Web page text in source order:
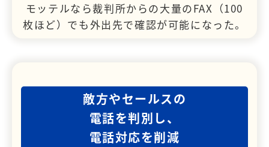
モッテルなら裁判所からの大量のFAX（100
枚ほど）でも外出先で確認が可能になった。
敵方やセールスの
電話を判別し、
電話対応を削減